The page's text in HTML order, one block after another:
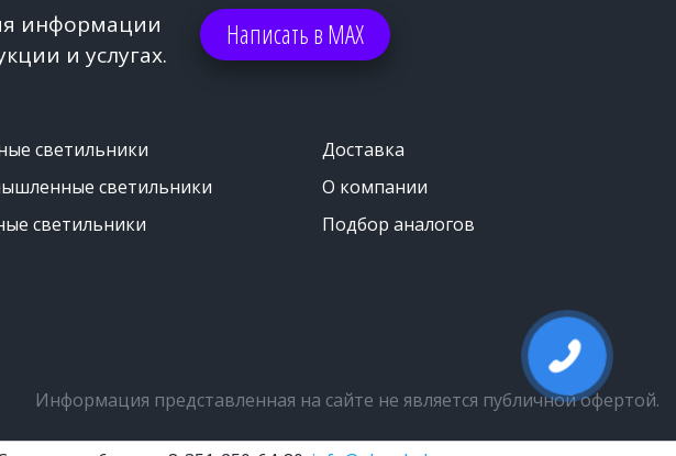
информации
и услугах.
Написать в МАХ
светильники
светильники
светильники
Доставка
О компании
Подбор аналогов
Информация представленная на сайте не является публичной офертой.